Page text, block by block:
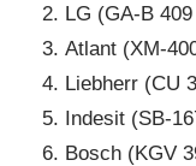
LG (GA-B
Atlant (XM-
Liebherr (CU
Indesit (SB-
Bosch (KGV